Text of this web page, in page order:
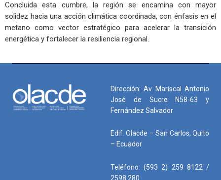
Concluida esta cumbre, la región se encamina con mayor
solidez hacia una acción climática coordinada, con énfasis en el
metano como vector estratégico para acelerar la transición
energética y fortalecer la resiliencia regional.
Dirección: Av. Mariscal Antonio
José de Sucre N58-63 y
Fernández Salvador
Edif. Olacde – San Carlos, Quito
– Ecuador
Teléfono: (593 2) 259 8122 /
2598 280